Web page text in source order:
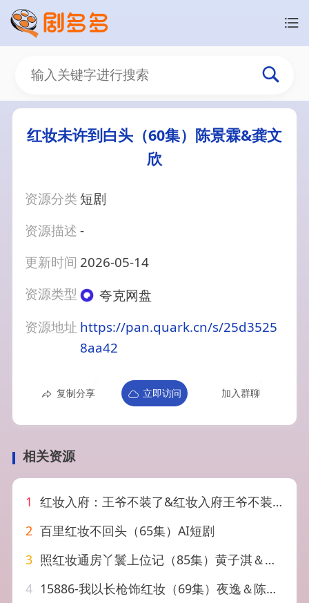
红妆未许到白头（60集）陈景霖&龚文
欣
资源分类 短剧
资源描述-
更新时间 2026-05-14
资源类型
夸克网盘
资源地址 https://pan.quark.cn/s/25d3525
8aa42
复制分享 立即访问 加入群聊
相关资源
1 红妆入府：王爷不装了&红妆入府王爷不装了（35集）AI短剧
2 百里红妆不回头（65集）AI短剧
3 照红妆通房丫鬟上位记（85集）黄子淇＆赵昱萱
4 15886-我以长枪饰红妆（69集）夜逸＆陈赛赛